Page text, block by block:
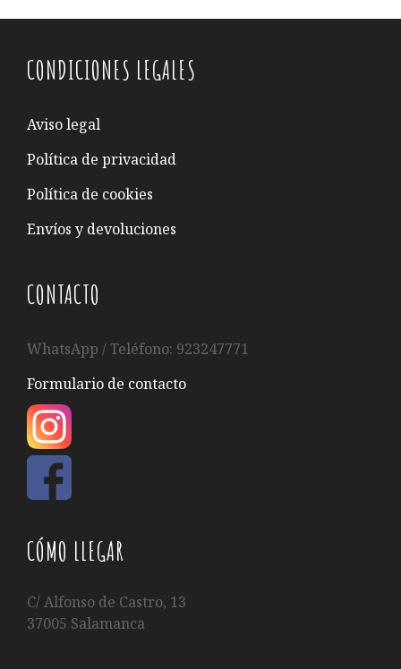
CONDICIONES LEGALES
Aviso legal
Política de privacidad
Política de cookies
Envíos y devoluciones
CONTACTO
WhatsApp / Teléfono: 923247771
Formulario de contacto
CÓMO LLEGAR
C/ Alfonso de Castro, 13
37005 Salamanca